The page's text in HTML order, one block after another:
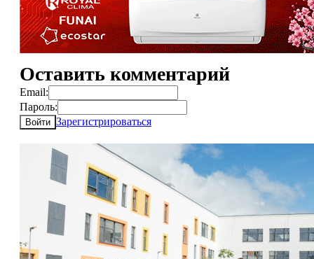
Оставить комментарий
Email:
Пароль:
Войти Зарегистрироваться